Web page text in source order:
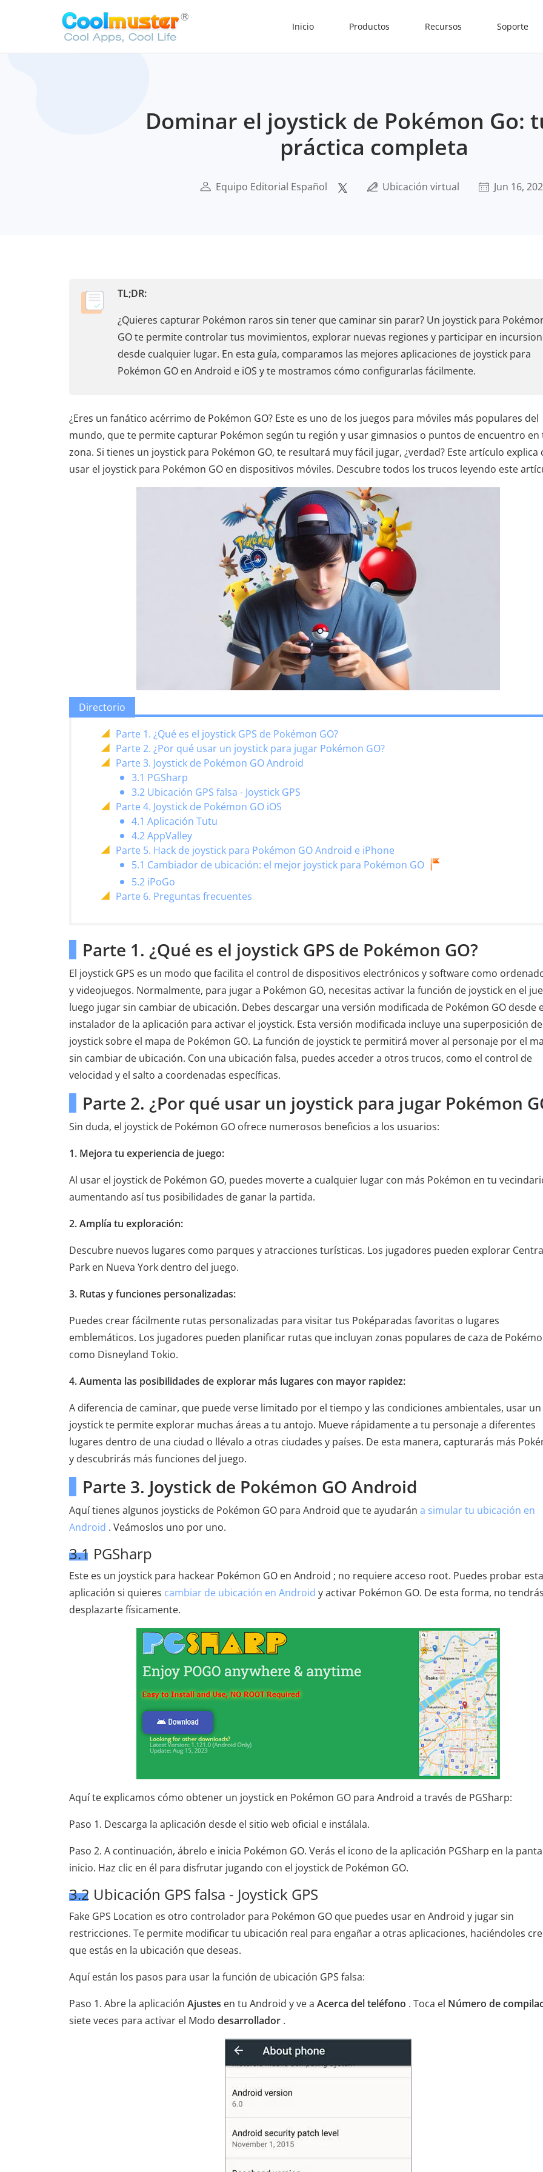
Inicio Productos Recursos Soporte
Dominar el joystick de Pokémon Go:
práctica completa
Equipo Editorial Español Ubicación virtual Jun 16,
TL;DR:
¿Quieres capturar Pokémon raros sin tener que caminar sin parar? Un joystick para
GO te permite controlar tus movimientos, explorar nuevas regiones y participar en
desde cualquier lugar. En esta guía, comparamos las mejores aplicaciones de joystick para
Pokémon GO en Android e iOS y te mostramos cómo configurarlas fácilmente.
¿Eres un fanático acérrimo de Pokémon GO? Este es uno de los juegos para móviles más populares del
mundo, que te permite capturar Pokémon según tu región y usar gimnasios o puntos de encuentro en
zona. Si tienes un joystick para Pokémon GO, te resultará muy fácil jugar, ¿verdad? Este artículo explica
usar el joystick para Pokémon GO en dispositivos móviles. Descubre todos los trucos leyendo este
Directorio
Parte 1. ¿Qué es el joystick GPS de Pokémon GO?
Parte 2. ¿Por qué usar un joystick para jugar Pokémon GO?
Parte 3. Joystick de Pokémon GO Android
3.1 PGSharp
3.2 Ubicación GPS falsa - Joystick GPS
Parte 4. Joystick de Pokémon GO iOS
4.1 Aplicación Tutu
4.2 AppValley
Parte 5. Hack de joystick para Pokémon GO Android e iPhone
5.1 Cambiador de ubicación: el mejor joystick para Pokémon GO
5.2 iPoGo
Parte 6. Preguntas frecuentes
Parte 1. ¿Qué es el joystick GPS de Pokémon GO?
El joystick GPS es un modo que facilita el control de dispositivos electrónicos y software como
y videojuegos. Normalmente, para jugar a Pokémon GO, necesitas activar la función de joystick en el
luego jugar sin cambiar de ubicación. Debes descargar una versión modificada de Pokémon GO desde
instalador de la aplicación para activar el joystick. Esta versión modificada incluye una superposición de
joystick sobre el mapa de Pokémon GO. La función de joystick te permitirá mover al personaje por el
sin cambiar de ubicación. Con una ubicación falsa, puedes acceder a otros trucos, como el control de
velocidad y el salto a coordenadas específicas.
Parte 2. ¿Por qué usar un joystick para jugar Pokémon
Sin duda, el joystick de Pokémon GO ofrece numerosos beneficios a los usuarios:
1. Mejora tu experiencia de juego:
Al usar el joystick de Pokémon GO, puedes moverte a cualquier lugar con más Pokémon en tu
aumentando así tus posibilidades de ganar la partida.
2. Amplía tu exploración:
Descubre nuevos lugares como parques y atracciones turísticas. Los jugadores pueden explorar
Park en Nueva York dentro del juego.
3. Rutas y funciones personalizadas:
Puedes crear fácilmente rutas personalizadas para visitar tus Poképaradas favoritas o lugares
emblemáticos. Los jugadores pueden planificar rutas que incluyan zonas populares de caza de
como Disneyland Tokio.
4. Aumenta las posibilidades de explorar más lugares con mayor rapidez:
A diferencia de caminar, que puede verse limitado por el tiempo y las condiciones ambientales, usar un
joystick te permite explorar muchas áreas a tu antojo. Mueve rápidamente a tu personaje a diferentes
lugares dentro de una ciudad o llévalo a otras ciudades y países. De esta manera, capturarás más
y descubrirás más funciones del juego.
Parte 3. Joystick de Pokémon GO Android
Aquí tienes algunos joysticks de Pokémon GO para Android que te ayudarán a simular tu ubicación en
Android . Veámoslos uno por uno.
3.1 PGSharp
Este es un joystick para hackear Pokémon GO en Android ; no requiere acceso root. Puedes probar esta
aplicación si quieres cambiar de ubicación en Android y activar Pokémon GO. De esta forma, no
desplazarte físicamente.
Aquí te explicamos cómo obtener un joystick en Pokémon GO para Android a través de PGSharp:
Paso 1. Descarga la aplicación desde el sitio web oficial e instálala.
Paso 2. A continuación, ábrelo e inicia Pokémon GO. Verás el icono de la aplicación PGSharp en la
inicio. Haz clic en él para disfrutar jugando con el joystick de Pokémon GO.
3.2 Ubicación GPS falsa - Joystick GPS
Fake GPS Location es otro controlador para Pokémon GO que puedes usar en Android y jugar sin
restricciones. Te permite modificar tu ubicación real para engañar a otras aplicaciones, haciéndoles
que estás en la ubicación que deseas.
Aquí están los pasos para usar la función de ubicación GPS falsa:
Paso 1. Abre la aplicación Ajustes en tu Android y ve a Acerca del teléfono . Toca el Número de
siete veces para activar el Modo desarrollador .